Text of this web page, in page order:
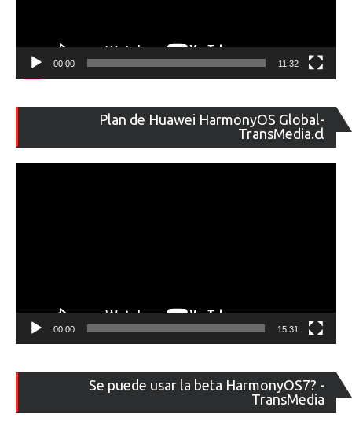
00:00 11:32
Plan de Huawei HarmonyOS Global-
TransMedia.cl
de
00:00 15:31
Se puede usar la beta HarmonyOS7? -
TransMedia
de